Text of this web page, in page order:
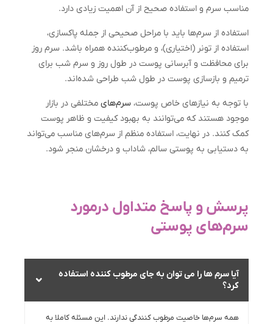
مناسب سرم و استفاده صحیح از آن اهمیت زیادی دارد.
استفاده از سرم‌ها باید با مراحل صحیحی از جمله پاکسازی،
استفاده از تونر (اختیاری)، و مرطوب‌کننده همراه باشد. سرم روز
برای محافظت و آبرسانی پوست در طول روز و سرم شب برای
ترمیم و بازسازی پوست در طول شب طراحی شده‌اند.
با توجه به نیازهای خاص پوست، سرم‌های مختلفی در بازار
موجود هستند که می‌توانند به بهبود کیفیت و ظاهر پوست
کمک کنند. در نهایت، استفاده منظم از سرم‌های مناسب می‌تواند
به دستیابی به پوستی سالم، شاداب و درخشان منجر شود.
پرسش و پاسخ متداول درمورد
سرم‌های پوستی
آیا سرم ها را می توان به جای مرطوب کننده استفاده
کرد؟
همه سرم‌ها خاصیت مرطوب کنندگی ندارند. این مسئله کاملا به